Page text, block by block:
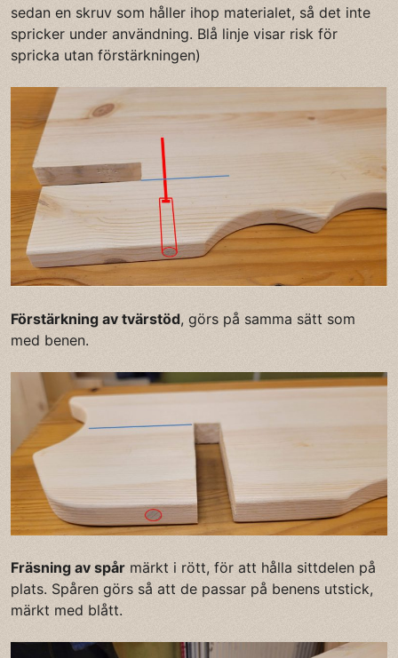
sedan en skruv som håller ihop materialet, så det inte
spricker under användning. Blå linje visar risk för
spricka utan förstärkningen)
Förstärkning av tvärstöd, görs på samma sätt som
med benen.
Fräsning av spår märkt i rött, för att hålla sittdelen på
plats. Spåren görs så att de passar på benens utstick,
märkt med blått.